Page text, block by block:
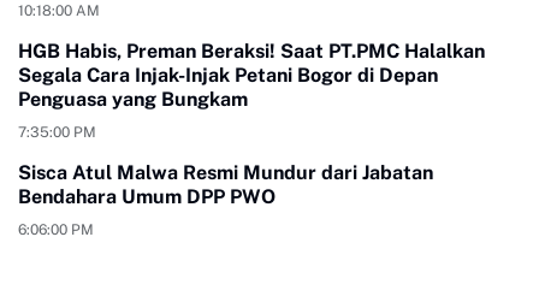
10:18:00 AM
HGB Habis, Preman Beraksi! Saat PT.PMC Halalkan
Segala Cara Injak-Injak Petani Bogor di Depan
Penguasa yang Bungkam
7:35:00 PM
Sisca Atul Malwa Resmi Mundur dari Jabatan
Bendahara Umum DPP PWO
6:06:00 PM